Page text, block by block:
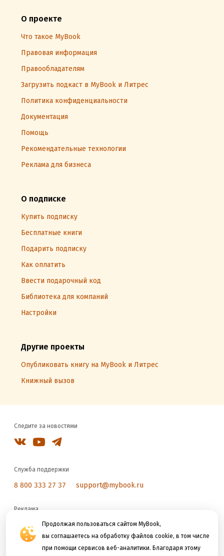
Продолжая пользоваться сайтом MyBook,
вы соглашаетесь на обработку файлов cookie, в том числе
при помощи сервисов веб-аналитики. Благодаря этому
О проекте
Что такое MyBook
Правовая информация
Правообладателям
Загрузить подкаст в MyBook и Литрес
Политика конфиденциальности
Документация
Помощь
Рекомендательные технологии
Реклама для бизнеса
О подписке
Купить подписку
Бесплатные книги
Подарить подписку
Как оплатить
Ввести подарочный код
Библиотека для компаний
Настройки
Другие проекты
Опубликовать книгу на MyBook и Литрес
Книжный вызов
Следите за новостями
Служба поддержки
8 800 333 27 37 support@mybook.ru
Реклама
reklama@litres.ru
Мы принимаем к оплате